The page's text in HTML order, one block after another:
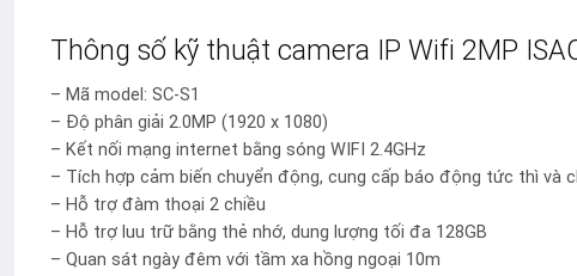
Thông số kỹ thuật camera IP Wifi 2MP
– Mã model: SC-S1
– Độ phân giải 2.0MP (1920 x 1080)
– Kết nối mạng internet bằng sóng WIFI 2.4GHz
– Tích hợp cảm biến chuyển động, cung cấp báo động tức thì và
– Hỗ trợ đàm thoại 2 chiều
– Hỗ trợ luu trữ bằng thẻ nhớ, dung lượng tối đa 128GB
– Quan sát ngày đêm với tầm xa hồng ngoại 10m